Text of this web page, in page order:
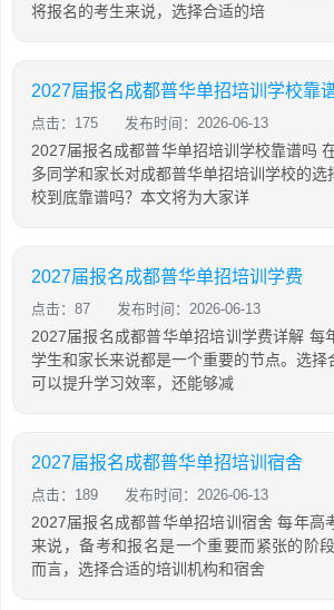
将报名的考生来说，选择合适的培
2027届报名成都普华单招培训学校靠
点击：175 发布时间：2026-06-13
2027届报名成都普华单招培训学校靠谱吗
多同学和家长对成都普华单招培训学校的选
校到底靠谱吗？本文将为大家详
2027届报名成都普华单招培训学费
点击：87 发布时间：2026-06-13
2027届报名成都普华单招培训学费详解 每
学生和家长来说都是一个重要的节点。选择
可以提升学习效率，还能够减
2027届报名成都普华单招培训宿舍
点击：189 发布时间：2026-06-13
2027届报名成都普华单招培训宿舍 每年高
来说，备考和报名是一个重要而紧张的阶
而言，选择合适的培训机构和宿舍